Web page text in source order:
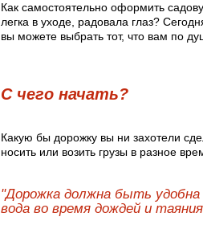
Как самостоятельно оформить
легка в уходе, радовала глаз?
вы можете выбрать тот, что вам по
С чего начать?
Какую бы дорожку вы ни захотели
носить или возить грузы в разное
"Дорожка должна быть удобна
вода во время дождей и